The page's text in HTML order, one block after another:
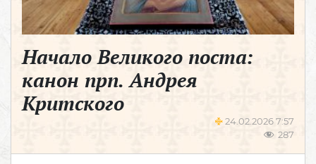
Начало Великого поста:
канон прп. Андрея
Критского
24.02.2026 7:57
287